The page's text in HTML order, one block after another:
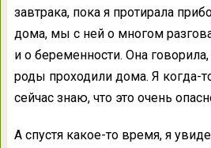
завтрака, пока я протирала
дома, мы с ней о многом
и о беременности. Она говорила,
роды проходили дома. Я когда-
сейчас знаю, что это очень
А спустя какое-то время, я